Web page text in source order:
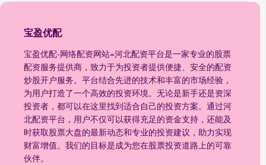
宝盈优配
宝盈优配-网络配资网站=河北配资平台是一家专业的股票
配资服务提供商，致力于为投资者提供便捷、安全的配资
炒股开户服务。平台结合先进的技术和丰富的市场经验，
为用户打造了一个高效的投资环境。无论是新手还是资深
投资者，都可以在这里找到适合自己的投资方案。通过河
北配资平台，用户不仅可以获得充足的资金支持，还能及
时获取股票大盘的最新动态和专业的投资建议，助力实现
财富增值。我们的目标是成为您在股票投资道路上的可靠
伙伴。